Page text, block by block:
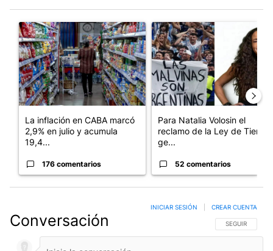
Un artículo de tendencia con el título "La inflación en CABA
La inflación en CABA marcó
2,9% en julio y acumula
19,4...
176 comentarios
Un artículo de tendencia con
Para Natalia Volosin el
reclamo de la Ley de Tierras
ge...
52 comentarios
Conversación SIGA ESTA
SEGUIR
INICIAR SESIÓN CREAR CUENTA